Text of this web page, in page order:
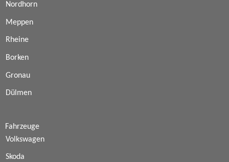
Nordhorn
Meppen
Rheine
Borken
Gronau
Dülmen
Fahrzeuge
Volkswagen
Skoda